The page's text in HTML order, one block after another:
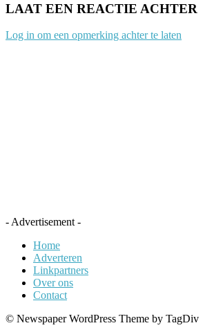
LAAT EEN REACTIE ACHTER
Log in om een opmerking achter te laten
- Advertisement -
Home
Adverteren
Linkpartners
Over ons
Contact
© Newspaper WordPress Theme by TagDiv